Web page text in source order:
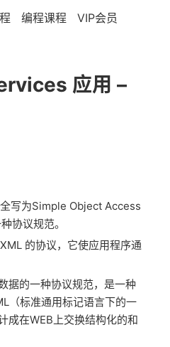
编程课程 VIP会员
应用 –
写为Simple Object Access
协议规范。
的协议，它使应用程序通
据的一种协议规范，是一种
（标准通用标记语言下的一
成在WEB上交换结构化的和